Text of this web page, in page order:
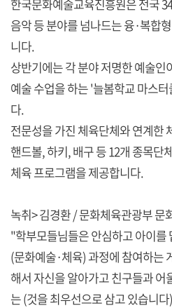
한국문화예술교육진흥원은 전국
음악 등 분야를 넘나드는 융·복합
니다.
상반기에는 각 분야 저명한 예술
예술 수업을 하는 '늘봄학교 마스
다.
전문성을 가진 체육단체와 연계한
핸드볼, 하키, 배구 등 12개 종목단
체육 프로그램을 제공합니다.
녹취> 김경환 / 문화체육관광부 문
"학부모들님들은 안심하고 아이를
(문화예술·체육) 과정에 참여하는
해서 자신을 알아가고 친구들과
는 (것을 최우선으로 삼고 있습니